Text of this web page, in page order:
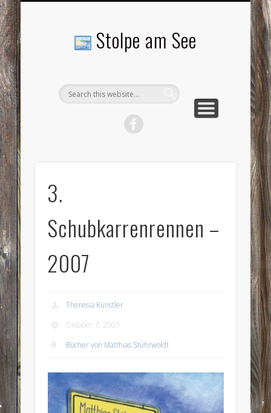
Stolpe am See
3.
Schubkarrenrennen –
2007
Theresia Künstler
Oktober 7, 2007
Bücher von Matthias Stührwoldt